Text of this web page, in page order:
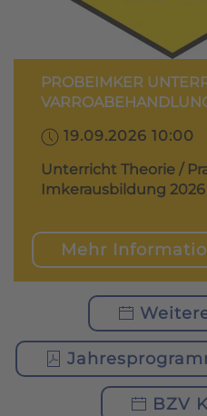
PROBEIMKER
19.09.2026 10:00
Unterricht Theorie /
Imkerausbildung 2026
Mehr
BZV